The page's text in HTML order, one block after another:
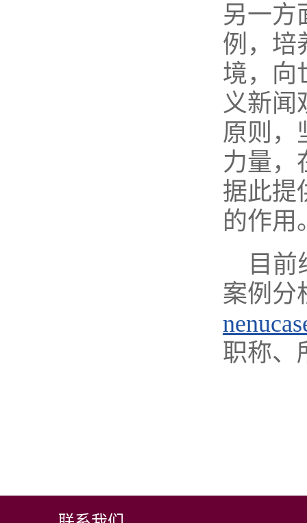
另一方
例，培
境，向
义新闻
原则，
力量，
据此提
的作用
目
案例分
职称、